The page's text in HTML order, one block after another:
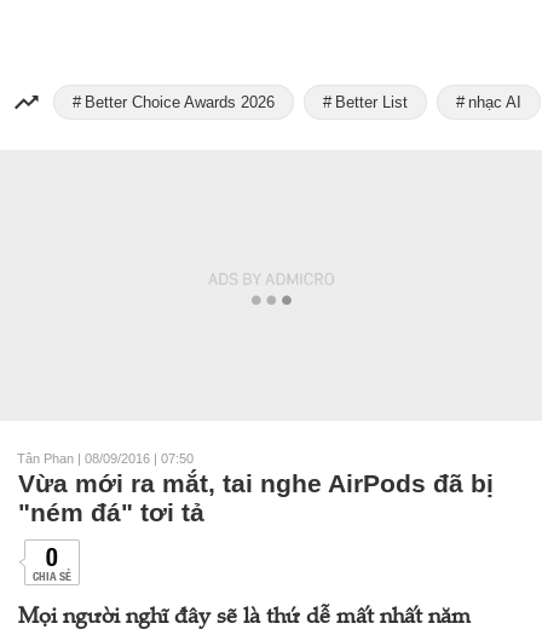
Better Choice Awards 2026 Better List nhạc AI
Tân Phan | 08/09/2016 | 07:50
Vừa mới ra mắt, tai nghe AirPods đã bị
"ném đá" tơi tả
0
CHIA SẺ
Mọi người nghĩ đây sẽ là thứ dễ mất nhất năm